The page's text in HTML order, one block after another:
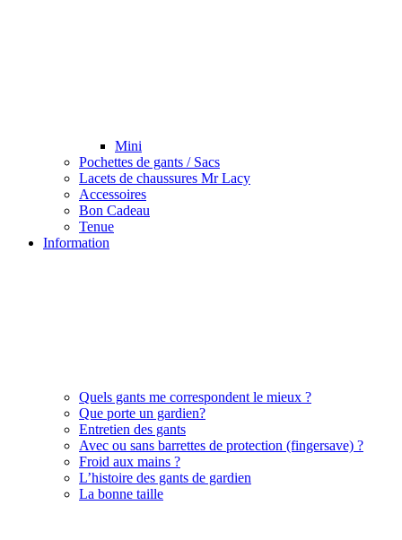
Mini
Pochettes de gants / Sacs
Lacets de chaussures Mr Lacy
Accessoires
Bon Cadeau
Tenue
Information
Quels gants me correspondent le mieux ?
Que porte un gardien?
Entretien des gants
Avec ou sans barrettes de protection (fingersave) ?
Froid aux mains ?
L’histoire des gants de gardien
La bonne taille